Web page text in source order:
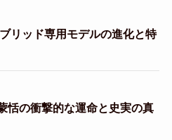
リッド専用モデルの進化と特
恬の衝撃的な運命と史実の真